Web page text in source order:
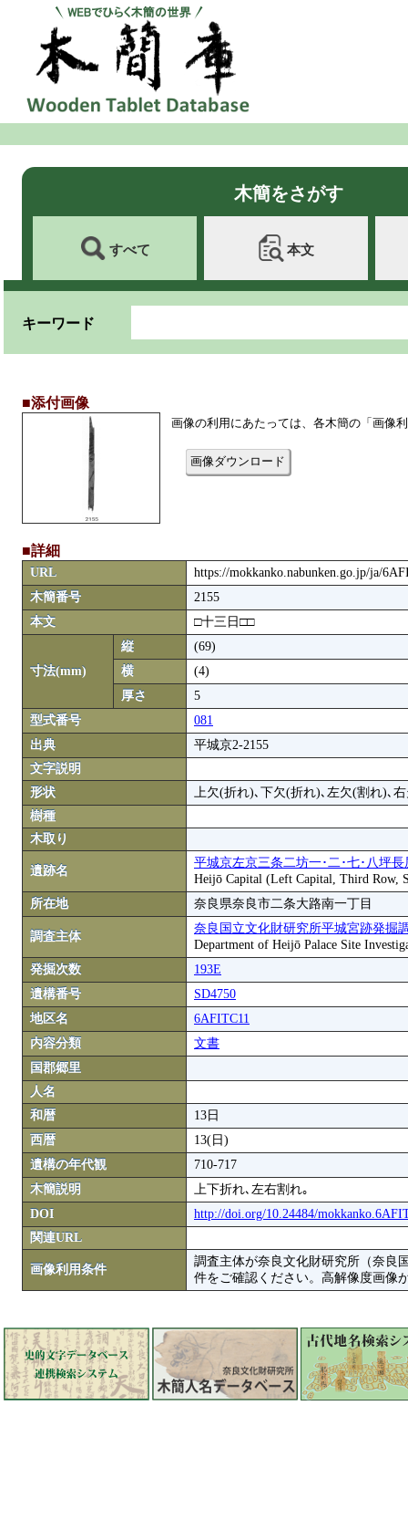
木簡をさがす
すべて 本文
キーワード
■添付画像
画像の利用にあたっては、各木簡の「画像
画像ダウンロード
■詳細
URL
https://mokkanko.nabunken.go.jp/ja/
木簡番号
2155
本文
□十三日□□
寸法(mm)
縦
(69)
横
(4)
厚さ
5
型式番号
081
出典
平城京2-2155
文字説明
形状
上欠(折れ)､下欠(折れ)､左欠(割れ)､
樹種
木取り
遺跡名
平城京左京三条二坊一･二･七･八坪長
Heijō Capital (Left Capital, Third Row,
所在地
奈良県奈良市二条大路南一丁目
調査主体
奈良国立文化財研究所平城宮跡発掘
Department of Heijō Palace Site
発掘次数
193E
遺構番号
SD4750
地区名
6AFITC11
内容分類
文書
国郡郷里
人名
和暦
13日
西暦
13(日)
遺構の年代観
710-717
木簡説明
上下折れ､左右割れ｡
DOI
http://doi.org/10.24484/
関連URL
画像利用条件
調査主体が奈良文化財研究所（奈良
件をご確認ください。高解像度画像